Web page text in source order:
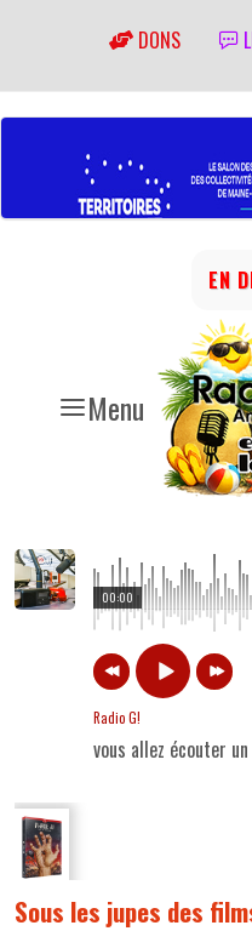
DONS
Menu
EN
00:00
Radio G!
vous allez écouter
Sous les jupes des